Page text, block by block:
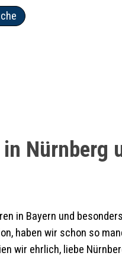
Nürnberg
in Bayern und
haben wir schon so
wir ehrlich, liebe